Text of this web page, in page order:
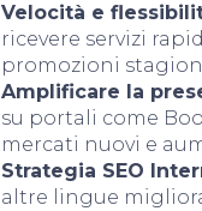
Velocità e
ricevere servizi
promozioni
Amplificare la
su portali come
mercati nuovi e
Strategia SEO
altre lingue